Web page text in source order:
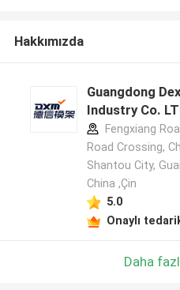
Hakkımızda
Guangdong
Industry Co.
Fengxiang
Road Crossing,
Shantou City,
China ,Çin
5.0
Onaylı
Daha